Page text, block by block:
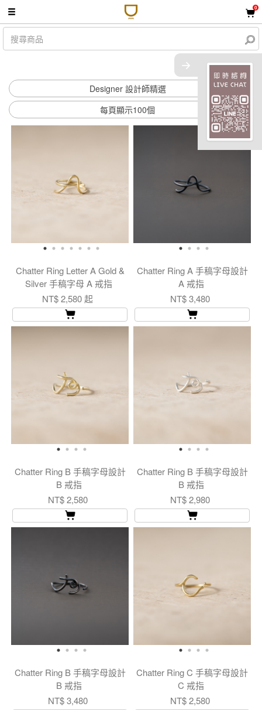
0
共 77 件商品
Designer 設計師精選
每頁顯示100個
Chatter Ring Letter A Gold &
Silver 手稿字母 A 戒指
NT$ 2,580 起
Chatter Ring A 手稿字母設計
A 戒指
NT$ 3,480
Chatter Ring B 手稿字母設計
B 戒指
NT$ 2,580
Chatter Ring B 手稿字母設計
B 戒指
NT$ 2,980
Chatter Ring B 手稿字母設計
B 戒指
NT$ 3,480
Chatter Ring C 手稿字母設計
C 戒指
NT$ 2,580